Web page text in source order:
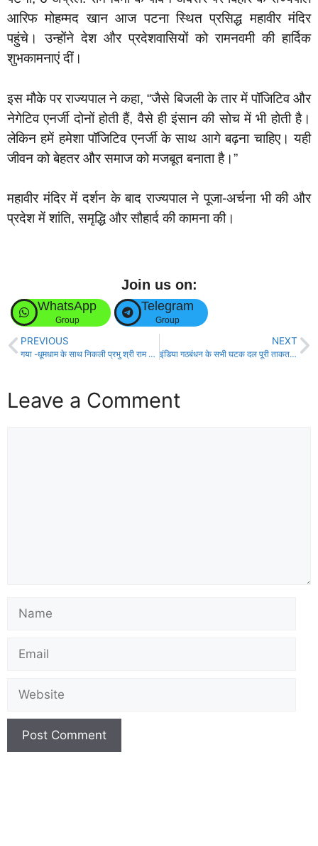
आरिफ मोहम्मद खान आज पटना स्थित प्रसिद्ध महावीर मंदिर
पहुंचे। उन्होंने देश और प्रदेशवासियों को रामनवमी की हार्दिक
शुभकामनाएं दीं।
इस मौके पर राज्यपाल ने कहा, “जैसे बिजली के तार में पॉजिटिव और
नेगेटिव एनर्जी दोनों होती हैं, वैसे ही इंसान की सोच में भी होती है।
लेकिन हमें हमेशा पॉजिटिव एनर्जी के साथ आगे बढ़ना चाहिए। यही
जीवन को बेहतर और समाज को मजबूत बनाता है।”
महावीर मंदिर में दर्शन के बाद राज्यपाल ने पूजा-अर्चना भी की और
प्रदेश में शांति, समृद्धि और सौहार्द की कामना की।
Join us on:
WhatsApp
Group
Telegram
Group
PREVIOUS
गया -धूमधाम के साथ निकली प्रभु श्री राम व हनुमान जी की शोभायात्रा।
NEXT
इंडिया गठबंधन के सभी घटक दल पूरी ताकत के साथ एक साथ मिलकर लड़ेंगे- राजेश कुमार!
Leave a Comment